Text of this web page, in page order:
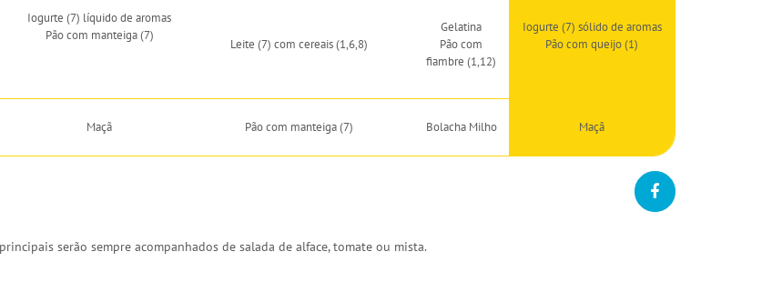
Iogurte (7) líquido de aromas
Pão com manteiga (7)
Leite (7) com cereais (1,6,8)
Gelatina
Pão com
fiambre (1,12)
Iogurte (7) sólido de aromas
Pão com queijo (1)
Maçã Pão com manteiga (7) Bolacha Milho Maçã
serão sempre acompanhados de salada de alface, tomate ou mista.